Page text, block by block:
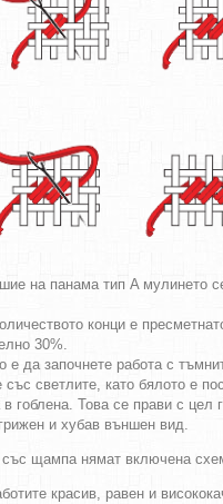
на панама тип A мулинето
конци е
30%.
е да започнете работа с
със светлите, като бялото е
в гоблена. Това се прави с цел
и хубав външен вид.
със щампа нямат включена
красив, равен и